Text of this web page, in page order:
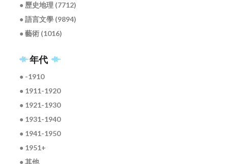
● 歷史地理 (7712)
● 語言文學 (9894)
● 藝術 (1016)
年代
● -1910
● 1911-1920
● 1921-1930
● 1931-1940
● 1941-1950
● 1951+
● 其他